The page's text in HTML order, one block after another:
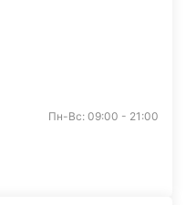
Пн-Вс: 09:00 - 21:00